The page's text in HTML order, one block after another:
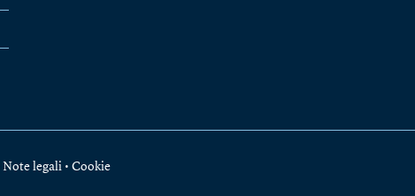
Note legali • Cookie